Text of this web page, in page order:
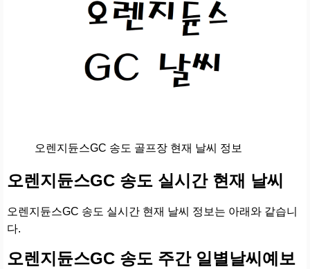
오렌지듄스GC 송도 골프장 현재 날씨 정보
오렌지듄스GC 송도 실시간 현재 날씨
오렌지듄스GC 송도 실시간 현재 날씨 정보는 아래와 같습니
다.
오렌지듄스GC 송도 주간 일별날씨예보